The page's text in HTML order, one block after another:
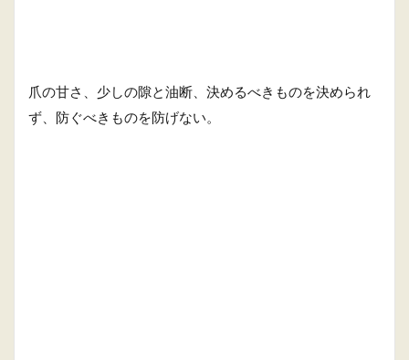
爪の甘さ、少しの隙と油断、決めるべきものを決められ
ず、防ぐべきものを防げない。